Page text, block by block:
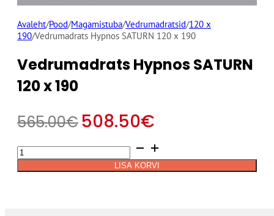
Avaleht/Pood/Magamistuba/Vedrumadratsid/120 x
190/Vedrumadrats Hypnos SATURN 120 x 190
Vedrumadrats Hypnos SATURN
120 x 190
565.00€508.50€
Vedrumadrats
Hypnos
SATURN
LISA KORVI
Alternative: